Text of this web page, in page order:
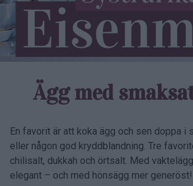
Ägg med
En favorit är att koka ägg och sen doppa i
eller någon god kryddblandning. Tre
chilisalt, dukkah och örtsalt. Med
elegant – och med hönsägg mer generöst!